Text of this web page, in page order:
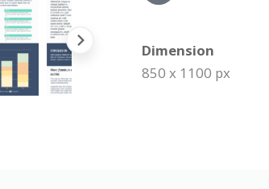
Dimension
850 x 1100 px